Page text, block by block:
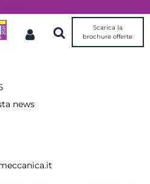
Scarica la
brochure offerte
news